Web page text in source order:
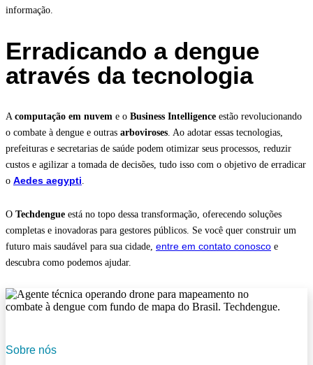
informação.
Erradicando a dengue
através da tecnologia
A computação em nuvem e o Business Intelligence estão revolucionando
o combate à dengue e outras arboviroses . Ao adotar essas tecnologias,
prefeituras e secretarias de saúde podem otimizar seus processos, reduzir
custos e agilizar a tomada de decisões, tudo isso com o objetivo de erradicar
o Aedes aegypti
O Techdengue está no topo dessa transformação, oferecendo soluções
completas e inovadoras para gestores públicos. Se você quer construir um
futuro mais saudável para sua cidade, entre em contato conosco e
descubra como podemos ajudar.
Sobre nós